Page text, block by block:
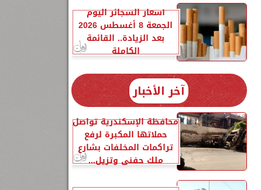
أسعار السجائر اليوم
الجمعة 8 أغسطس 2026
بعد الزيادة.. القائمة
الكاملة
آخر الأخبار
محافظة الإسكندرية تواصل
حملاتها المكبرة لرفع
تراكمات المخلفات بشارع
ملك حفني وتزيل...